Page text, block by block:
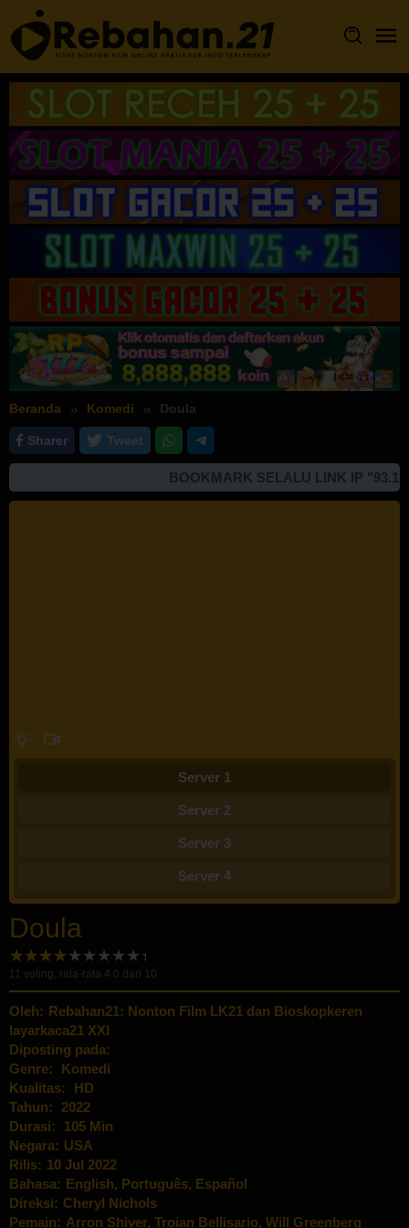
Loncat
ke
konten
Beranda Komedi Doula
Sharer Tweet
BOOKMARK SELALU LINK IP
Server 1
Server 2
Server 3
Server 4
Doula
11 voting, rata-rata 4.0 dari 10
Oleh: Rebahan21: Nonton Film LK21 dan Bioskopkeren
layarkaca21 XXI
Diposting pada:
Genre:
Komedi
Kualitas:
HD
Tahun:
2022
Durasi:
105 Min
Negara: USA
Rilis: 10 Jul 2022
Bahasa: English, Português, Español
Direksi: Cheryl Nichols
Pemain: Arron Shiver, Troian Bellisario, Will Greenberg